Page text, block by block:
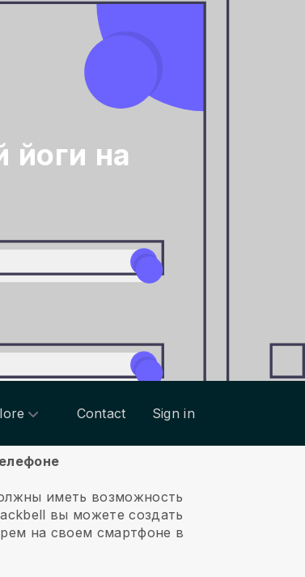
йоги на
Contact Sign in
иметь возможность
вы можете создать
на своем смартфоне в